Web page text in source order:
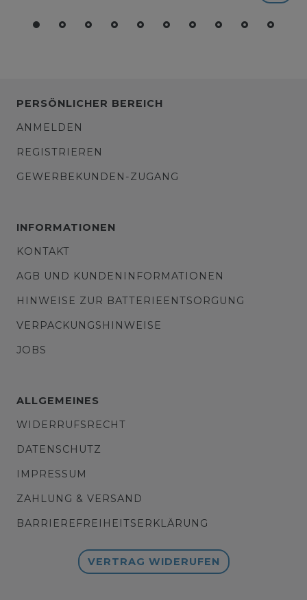
PERSÖNLICHER BEREICH
ANMELDEN
REGISTRIEREN
GEWERBEKUNDEN-ZUGANG
INFORMATIONEN
KONTAKT
AGB UND KUNDENINFORMATIONEN
HINWEISE ZUR BATTERIEENTSORGUNG
VERPACKUNGSHINWEISE
JOBS
ALLGEMEINES
WIDERRUFSRECHT
DATENSCHUTZ
IMPRESSUM
ZAHLUNG & VERSAND
BARRIEREFREIHEITSERKLÄRUNG
VERTRAG WIDERUFEN